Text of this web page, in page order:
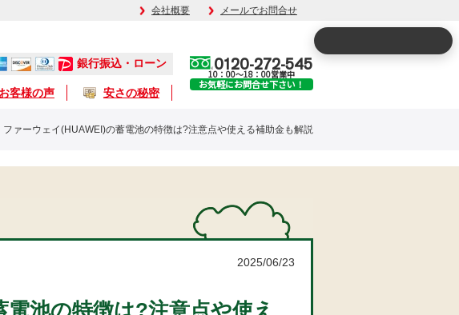
会社概要 メールでお問合せ
銀行振込・ローン
お客様の声 安さの秘密
0120-272-545
10：00～18：00営業中
お気軽にお問合せ下さい！
ファーウェイ(HUAWEI)の蓄電池の特徴は?注意点や使える補助金も解説
2025/06/23